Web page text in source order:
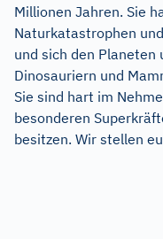
Millionen Jahren. Sie
Naturkatastrophen
und sich den
Dinosauriern und
Sie sind hart im
besonderen
besitzen. Wir stellen